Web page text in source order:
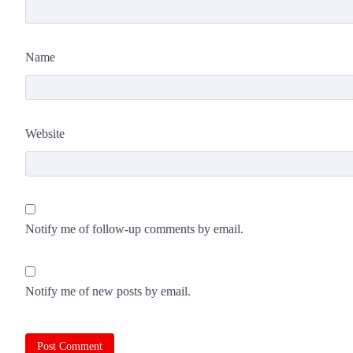
Name
Website
Notify me of follow-up comments by email.
Notify me of new posts by email.